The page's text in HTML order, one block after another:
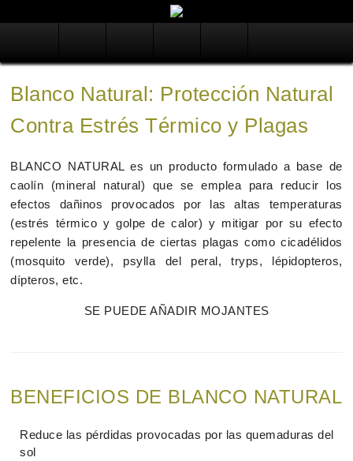
TALCO LR 1T 35
KOLIVA
ENZIMAS
FOSFATO TRISÓDICO
SEPIOLITA
PRODUCTOS OXA
Blanco Natural: Protección Natural
Contra Estrés Térmico y Plagas
BLANCO NATURAL es un producto formulado a base de
caolín (mineral natural) que se emplea para reducir los
efectos dañinos provocados por las altas temperaturas
(estrés térmico y golpe de calor) y mitigar por su efecto
repelente la presencia de ciertas plagas como cicadélidos
(mosquito verde), psylla del peral, tryps, lépidopteros,
dípteros, etc.
SE PUEDE AÑADIR MOJANTES
BENEFICIOS DE BLANCO NATURAL
Reduce las pérdidas provocadas por las quemaduras del
sol